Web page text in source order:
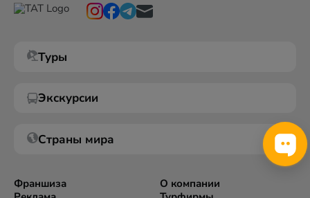
Туры
Экскурсии
Страны мира
Франшиза
О компании